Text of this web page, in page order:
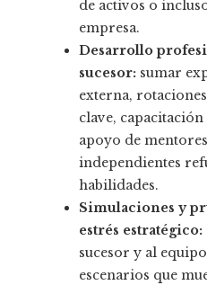
de activos o
empresa.
Desarrollo
sucesor: sumar
externa,
clave,
apoyo de mentores
independientes
habilidades.
Simulaciones y
estrés estratégico:
sucesor y al
escenarios que